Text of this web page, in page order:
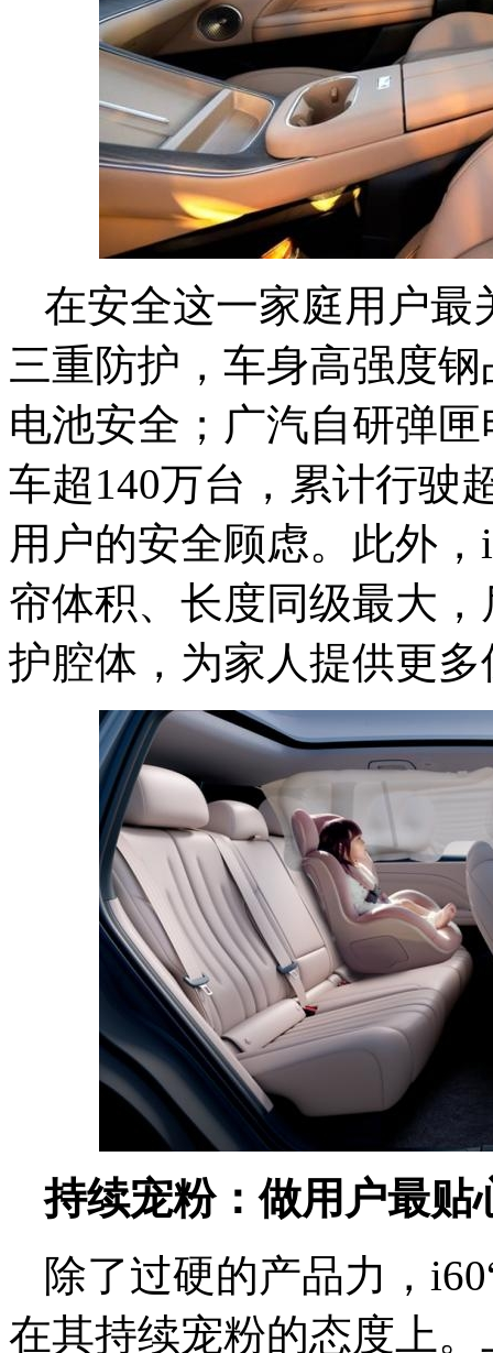
在安全这一家庭用户最
三重防护，车身高强度
电池安全；广汽自研弹
车超140万台，累计行驶
用户的安全顾虑。此外
帘体积、长度同级最大
护腔体，为家人提供更多
持续宠粉：做用户最贴
除了过硬的产品力，
在其持续宠粉的态度上